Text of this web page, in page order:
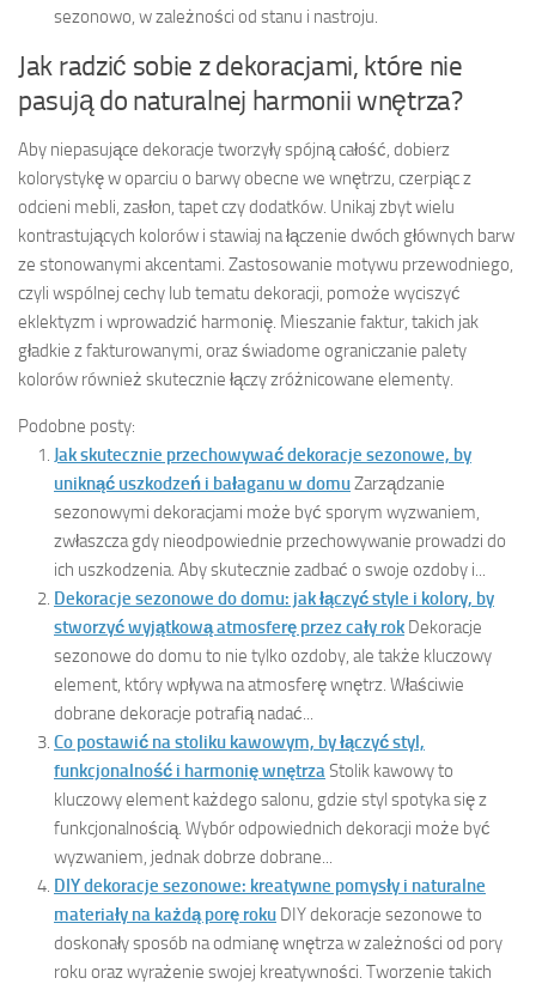
sezonowo, w zależności od stanu i nastroju.
Jak radzić sobie z dekoracjami, które nie
pasują do naturalnej harmonii wnętrza?
Aby niepasujące dekoracje tworzyły spójną całość, dobierz
kolorystykę w oparciu o barwy obecne we wnętrzu, czerpiąc z
odcieni mebli, zasłon, tapet czy dodatków. Unikaj zbyt wielu
kontrastujących kolorów i stawiaj na łączenie dwóch głównych barw
ze stonowanymi akcentami. Zastosowanie motywu przewodniego,
czyli wspólnej cechy lub tematu dekoracji, pomoże wyciszyć
eklektyzm i wprowadzić harmonię. Mieszanie faktur, takich jak
gładkie z fakturowanymi, oraz świadome ograniczanie palety
kolorów również skutecznie łączy zróżnicowane elementy.
Podobne posty:
Jak skutecznie przechowywać dekoracje sezonowe, by
uniknąć uszkodzeń i bałaganu w domuZarządzanie
sezonowymi dekoracjami może być sporym wyzwaniem,
zwłaszcza gdy nieodpowiednie przechowywanie prowadzi do
ich uszkodzenia. Aby skutecznie zadbać o swoje ozdoby i...
Dekoracje sezonowe do domu: jak łączyć style i kolory, by
stworzyć wyjątkową atmosferę przez cały rok Dekoracje
sezonowe do domu to nie tylko ozdoby, ale także kluczowy
element, który wpływa na atmosferę wnętrz. Właściwie
dobrane dekoracje potrafią nadać...
Co postawić na stoliku kawowym, by łączyć styl,
funkcjonalność i harmonię wnętrza Stolik kawowy to
kluczowy element każdego salonu, gdzie styl spotyka się z
funkcjonalnością. Wybór odpowiednich dekoracji może być
wyzwaniem, jednak dobrze dobrane...
DIY dekoracje sezonowe: kreatywne pomysły i naturalne
materiały na każdą porę roku DIY dekoracje sezonowe to
doskonały sposób na odmianę wnętrza w zależności od pory
roku oraz wyrażenie swojej kreatywności. Tworzenie takich